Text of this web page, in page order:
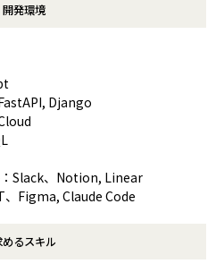
開発環境
Django
Slack、Notion, Linear
Figma, Claude Code
めるスキル